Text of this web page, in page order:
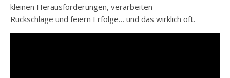
kleinen Herausforderungen, verarbeiten
Rückschläge und feiern Erfolge… und das wirklich oft.